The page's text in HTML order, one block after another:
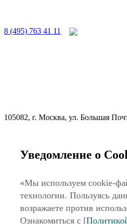
8 (495) 763 41 11
105082, г. Москва, ул. Большая
Оставить заявку
© 2007-2026
Уведомление о
«Мы используем cookie-
технологии. Пользуясь
возражаете против
Ознакомиться с [